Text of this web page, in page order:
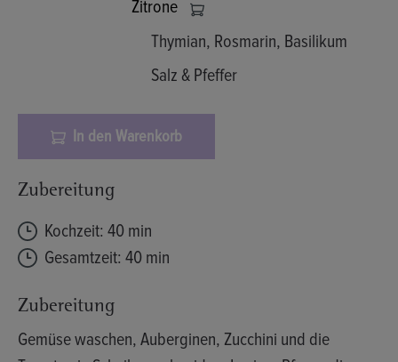
Zitrone
Thymian, Rosmarin, Basilikum
Salz & Pfeffer
In den Warenkorb
Zubereitung
Kochzeit: 40 min
Gesamtzeit: 40 min
Zubereitung
Gemüse waschen, Auberginen, Zucchini und die